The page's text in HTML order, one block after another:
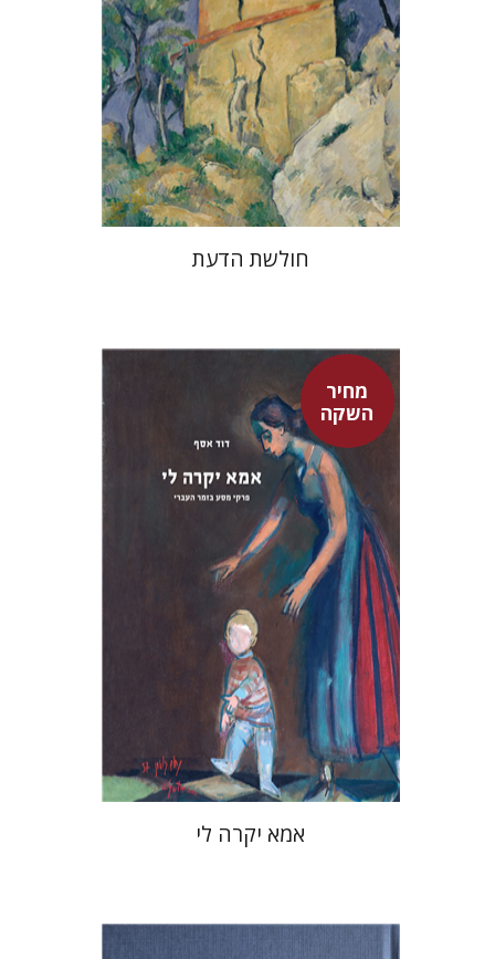
מחיר השקה
$46
$32
חולשת הדעת
מחיר
השקהדוד אסף
מחיר השקה
$53
$37
אמא יקרה לי